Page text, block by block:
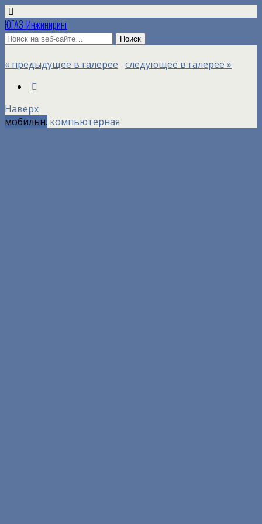
ЮГАЗ-Инжиниринг
« предыдущее в галерее следующее в галерее »
Наверх
мобильн. компьютерная